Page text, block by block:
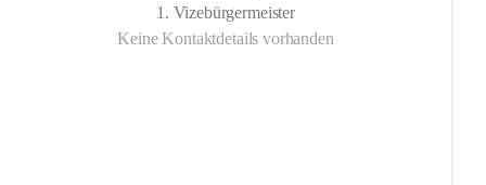
1. Vizebürgermeister
Keine Kontaktdetails vorhanden